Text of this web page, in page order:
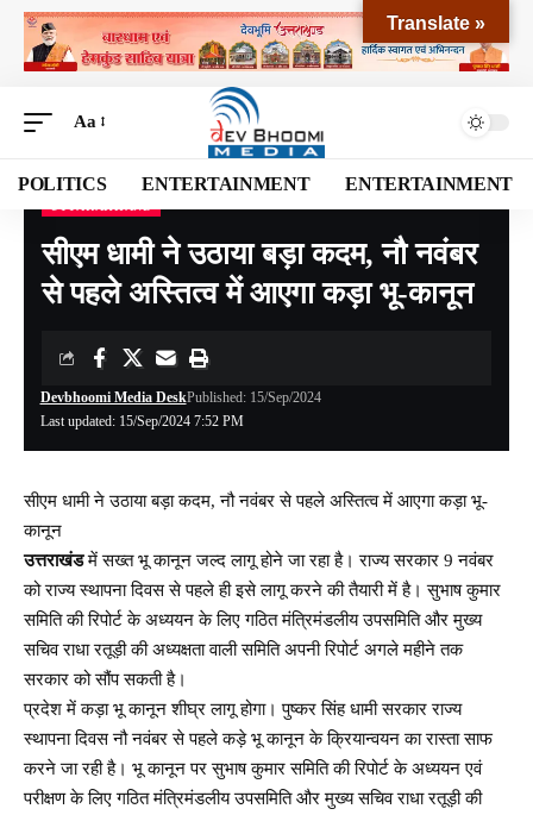
Aa
POLITICS ENTERTAINMENT ENTERTAINMENT
Devbhoomi Media> Blog >NATIONAL>UTTARAKHAND>सीएम धामी ने उठाया बड़ा कदम, नौ नवंबर से पहले अस्तित्व में आएगा कड़ा भू-कानून
सीएम धामी ने उठाया बड़ा कदम, नौ नवंबर
से पहले अस्तित्व में आएगा कड़ा भू-कानून
Last updated: 15/Sep/2024 7:52 PM
Devbhoomi Media DeskPublished: 15/Sep/2024
सीएम धामी ने उठाया बड़ा कदम, नौ नवंबर से पहले अस्तित्व में आएगा कड़ा भू-
कानून
उत्तराखंडमें सख्त भू कानून जल्द लागू होने जा रहा है। राज्य सरकार 9 नवंबर
को राज्य स्थापना दिवस से पहले ही इसे लागू करने की तैयारी में है। सुभाष कुमार
समिति की रिपोर्ट के अध्ययन के लिए गठित मंत्रिमंडलीय उपसमिति और मुख्य
सचिव राधा रतूड़ी की अध्यक्षता वाली समिति अपनी रिपोर्ट अगले महीने तक
सरकार को सौंप सकती है।
प्रदेश में कड़ा भू कानून शीघ्र लागू होगा। पुष्कर सिंह धामी सरकार राज्य
स्थापना दिवस नौ नवंबर से पहले कड़े भू कानून के क्रियान्वयन का रास्ता साफ
करने जा रही है। भू कानून पर सुभाष कुमार समिति की रिपोर्ट के अध्ययन एवं
परीक्षण के लिए गठित मंत्रिमंडलीय उपसमिति और मुख्य सचिव राधा रतूड़ी की
Translate »